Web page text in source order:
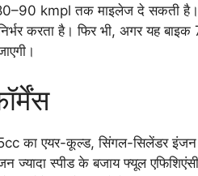
80–90 kmpl तक माइलेज दे सकती
करता है। फिर भी, अगर यह
का एयर-कूल्ड, सिंगल-सिलेंडर इंजन
ज्यादा स्पीड के बजाय फ्यूल